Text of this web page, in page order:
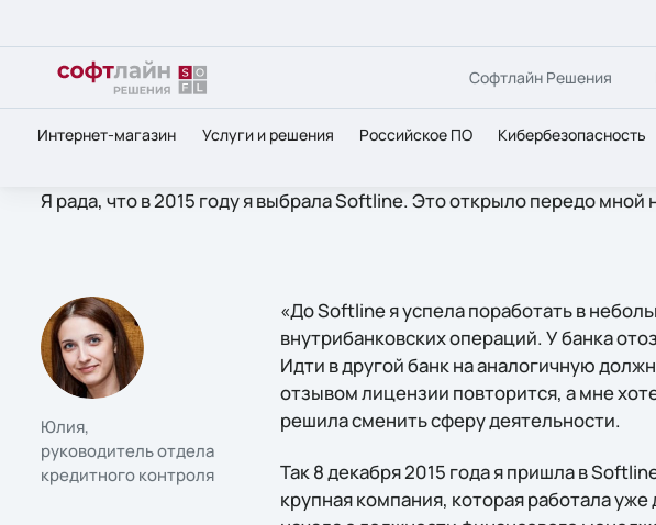
Софтлайн Решения
Интернет-магазин Услуги и решения Российское ПО Кибербезопасность
Я рада, что в 2015 году я выбрала Softline. Это открыло передо мной
Юлия,
руководитель отдела
кредитного контроля
«До Softline я успела поработать в
внутрибанковских операций. У банка
Идти в другой банк на аналогичную
отзывом лицензии повторится, а мне
решила сменить сферу деятельности.
Так 8 декабря 2015 года я пришла в
крупная компания, которая работала